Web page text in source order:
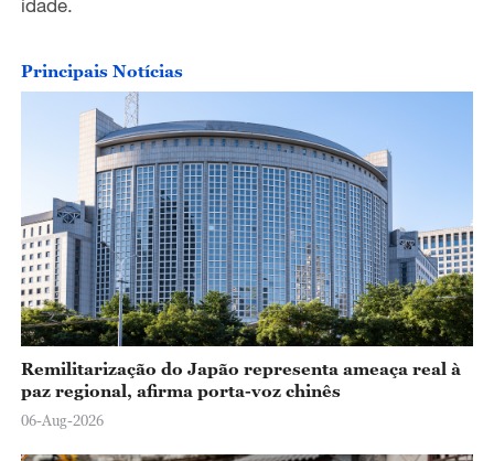
idade.
Principais Notícias
Remilitarização do Japão representa ameaça real à
paz regional, afirma porta-voz chinês
06-Aug-2026